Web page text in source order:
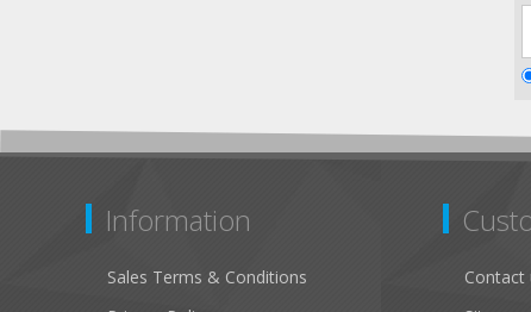
Information
Sales Terms & Conditions
Contact